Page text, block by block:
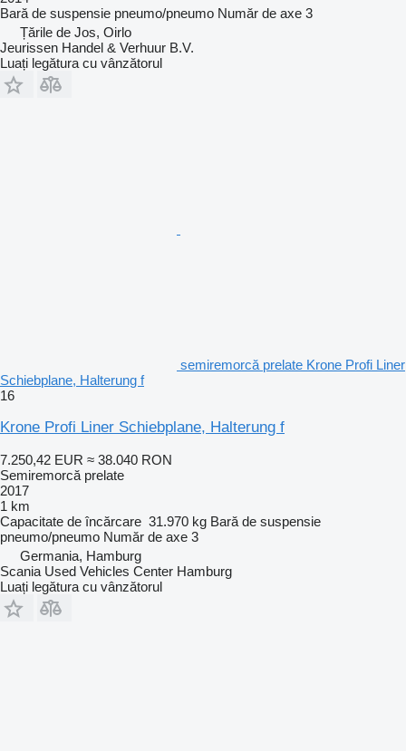
Bară de suspensie pneumo/pneumo Număr de axe 3
Țările de Jos, Oirlo
Jeurissen Handel & Verhuur B.V.
Luați legătura cu vânzătorul
semiremorcă prelate Krone Profi Liner
Schiebplane, Halterung f
16
Krone Profi Liner Schiebplane, Halterung f
7.250,42 EUR ≈ 38.040 RON
Semiremorcă prelate
2017
1 km
Capacitate de încărcare 31.970 kg Bară de suspensie
pneumo/pneumo Număr de axe 3
Germania, Hamburg
Scania Used Vehicles Center Hamburg
Luați legătura cu vânzătorul